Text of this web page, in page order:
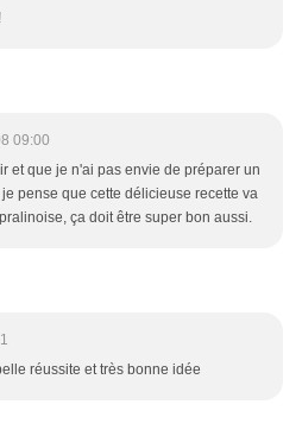
09:00
et que je n'ai pas envie de préparer un
pense que cette délicieuse recette va
ça doit être super bon aussi.
réussite et très bonne idée